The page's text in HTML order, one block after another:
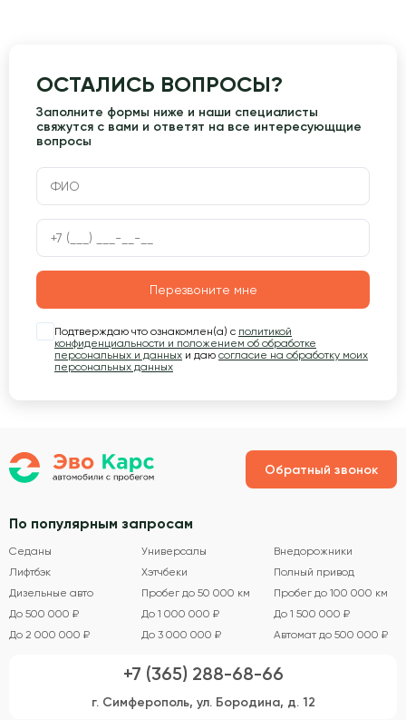
ОСТАЛИСЬ ВОПРОСЫ?
Заполните формы ниже и наши специалисты
свяжутся с вами и ответят на все интересующщие
вопросы
Перезвоните мне
Подтверждаю что ознакомлен(а) с политикой
конфиденциальности и положением об обработке
персональных и данных и даю согласие на обработку моих
персональных данных
Обратный звонок
По популярным запросам
Седаны Универсалы
Внедорожники
Лифтбэк
Хэтчбеки
Полный привод
Дизельные авто
Пробег до 50 000 км
Пробег до 100 000 км
До 500 000 ₽
До 1 000 000 ₽
До 1 500 000 ₽
До 2 000 000 ₽
До 3 000 000 ₽ Автомат до 500 000 ₽
+7 (365) 288-68-66
г. Симферополь, ул. Бородина, д. 12